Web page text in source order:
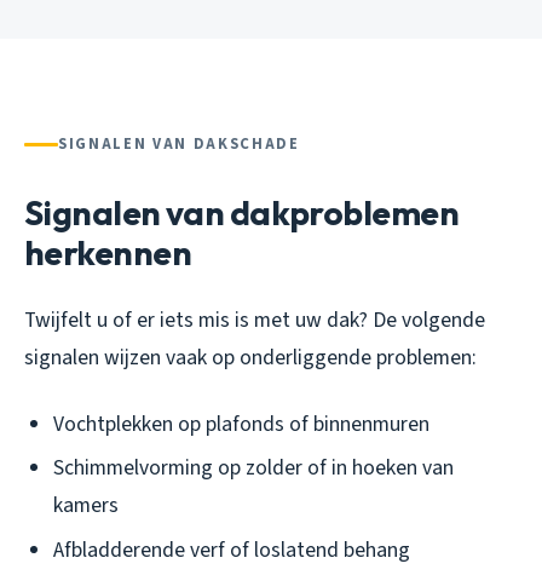
SIGNALEN VAN DAKSCHADE
Signalen van dakproblemen
herkennen
Twijfelt u of er iets mis is met uw dak? De volgende
signalen wijzen vaak op onderliggende problemen:
Vochtplekken op plafonds of binnenmuren
Schimmelvorming op zolder of in hoeken van
kamers
Afbladderende verf of loslatend behang